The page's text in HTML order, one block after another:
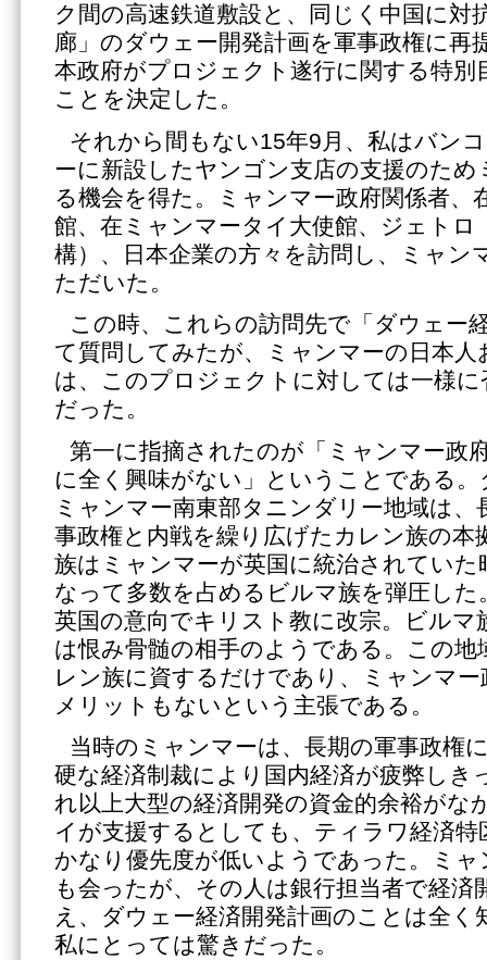
ク間の高速鉄道敷設と、同じく中国に対
廊」のダウェー開発計画を軍事政権に再
本政府がプロジェクト遂行に関する特別
ことを決定した。
それから間もない15年9月、私はバン
ーに新設したヤンゴン支店の支援のた
る機会を得た。ミャンマー政府関係者、
館、在ミャンマータイ大使館、ジェトロ
構）、日本企業の方々を訪問し、ミャン
ただいた。
この時、これらの訪問先で「ダウェー
て質問してみたが、ミャンマーの日本
は、このプロジェクトに対しては一様
だった。
第一に指摘されたのが「ミャンマー政
に全く興味がない」ということである
ミャンマー南東部タニンダリー地域は
事政権と内戦を繰り広げたカレン族の本
族はミャンマーが英国に統治されていた
なって多数を占めるビルマ族を弾圧し
英国の意向でキリスト教に改宗。ビル
は恨み骨髄の相手のようである。この
レン族に資するだけであり、ミャンマ
メリットもないという主張である。
当時のミャンマーは、長期の軍事政権
硬な経済制裁により国内経済が疲弊しき
れ以上大型の経済開発の資金的余裕がな
イが支援するとしても、ティラワ経済
かなり優先度が低いようであった。ミャ
も会ったが、その人は銀行担当者で経済
え、ダウェー経済開発計画のことは全
私にとっては驚きだった。